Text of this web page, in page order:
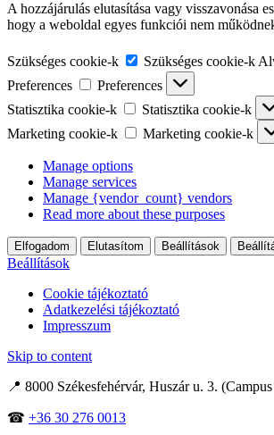
A hozzájárulás elutasítása vagy visszavonása
hogy a weboldal egyes funkciói nem
Szükséges cookie-k Szükséges cookie-k
Preferences
Preferences
Statisztika cookie-k
Statisztika cookie-k
Marketing cookie-k
Marketing cookie-k
Manage options
Manage services
Manage {vendor_count} vendors
Read more about these purposes
Elfogadom Elutasítom Beállítások
Beállítások
Cookie tájékoztató
Adatkezelési tájékoztató
Impresszum
Skip to content
📍 8000 Székesfehérvár, Huszár u. 3.
☎ +36 30 276 0013